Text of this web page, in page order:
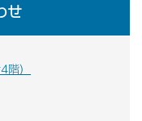
せ
）